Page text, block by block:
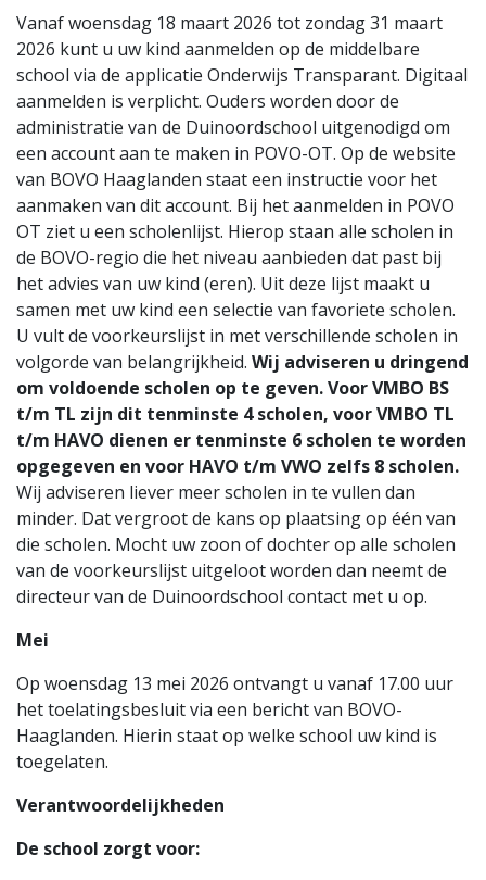
Vanaf woensdag 18 maart 2026 tot zondag 31 maart
2026 kunt u uw kind aanmelden op de middelbare
school via de applicatie Onderwijs Transparant. Digitaal
aanmelden is verplicht. Ouders worden door de
administratie van de Duinoordschool uitgenodigd om
een account aan te maken in POVO-OT. Op de website
van BOVO Haaglanden staat een instructie voor het
aanmaken van dit account. Bij het aanmelden in POVO
OT ziet u een scholenlijst. Hierop staan alle scholen in
de BOVO-regio die het niveau aanbieden dat past bij
het advies van uw kind (eren). Uit deze lijst maakt u
samen met uw kind een selectie van favoriete scholen.
U vult de voorkeurslijst in met verschillende scholen in
volgorde van belangrijkheid. Wij adviseren u dringend
om voldoende scholen op te geven. Voor VMBO BS
t/m TL zijn dit tenminste 4 scholen, voor VMBO TL
t/m HAVO dienen er tenminste 6 scholen te worden
opgegeven en voor HAVO t/m VWO zelfs 8 scholen.
Wij adviseren liever meer scholen in te vullen dan
minder. Dat vergroot de kans op plaatsing op één van
die scholen. Mocht uw zoon of dochter op alle scholen
van de voorkeurslijst uitgeloot worden dan neemt de
directeur van de Duinoordschool contact met u op.
Mei
Op woensdag 13 mei 2026 ontvangt u vanaf 17.00 uur
het toelatingsbesluit via een bericht van BOVO-
Haaglanden. Hierin staat op welke school uw kind is
toegelaten.
Verantwoordelijkheden
De school zorgt voor: